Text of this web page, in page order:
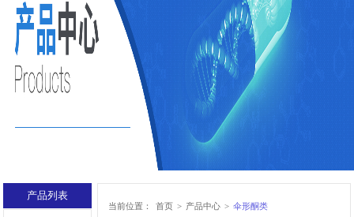
产品列表
当前位置： 首页 > 产品中心 > 伞形酮类